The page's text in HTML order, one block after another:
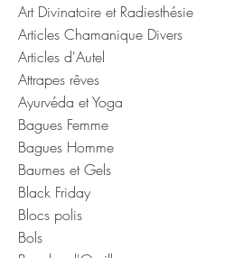
Art Divinatoire et Radiesthésie
Articles Chamanique Divers
Articles d'Autel
Attrapes rêves
Ayurvéda et Yoga
Bagues Femme
Bagues Homme
Baumes et Gels
Black Friday
Blocs polis
Bols